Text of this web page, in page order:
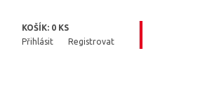
KOŠÍK: 0 KS
Přihlásit
Registrovat